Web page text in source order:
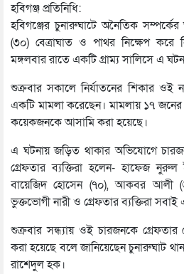
হবিগঞ্জ প্রতিনিধি:
হবিগঞ্জের চুনারুঘাটে অনৈতিক
(৩০) বেত্রাঘাত ও পাথর নিক্ষেপ করে
মঙ্গলবার রাতে একটি গ্রাম্য সালিসে এ
শুক্রবার সকালে নির্যাতনের শিকার ওই
একটি মামলা করেছেন। মামলায় ১৭
কয়েকজনকে আসামি করা হয়েছে।
এ ঘটনায় জড়িত থাকার অভিযোগে
গ্রেফতার ব্যক্তিরা হলেন- হাফেজ নুরুল
বায়েজিদ হোসেন (৭০), আকবর আলী
ভুক্তভোগী নারী ও গ্রেফতার ব্যক্তিরা সবাই
শুক্রবার সন্ধ্যায় ওই চারজনকে
করা হয়েছে বলে জানিয়েছেন চুনারুঘাট
রাশেদুল হক।